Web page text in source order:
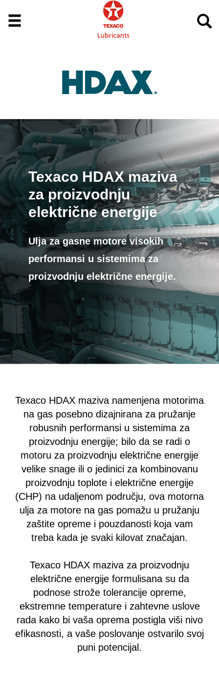
Texaco HDAX maziva
za proizvodnju
električne energije
Ulja za gasne motore visokih
performansi u sistemima za
proizvodnju električne energije.
Texaco HDAX maziva namenjena motorima
na gas posebno dizajnirana za pružanje
robusnih performansi u sistemima za
proizvodnju energije; bilo da se radi o
motoru za proizvodnju električne energije
velike snage ili o jedinici za kombinovanu
proizvodnju toplote i električne energije
(CHP) na udaljenom području, ova motorna
ulja za motore na gas pomažu u pružanju
zaštite opreme i pouzdanosti koja vam
treba kada je svaki kilovat značajan.
Texaco HDAX maziva za proizvodnju
električne energije formulisana su da
podnose strože tolerancije opreme,
ekstremne temperature i zahtevne uslove
rada kako bi vaša oprema postigla viši nivo
efikasnosti, a vaše poslovanje ostvarilo svoj
puni potencijal.